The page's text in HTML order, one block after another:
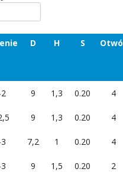
D H S
9 1,3 0.20 4
9 1,3 0.20 4
7,2 1 0.20 4
9 1,5 0.20 2